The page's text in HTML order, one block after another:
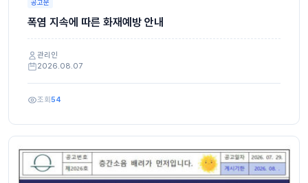
공고문
폭염 지속에 따른 화재예방 안내
관리인
2026.08.07
조회54